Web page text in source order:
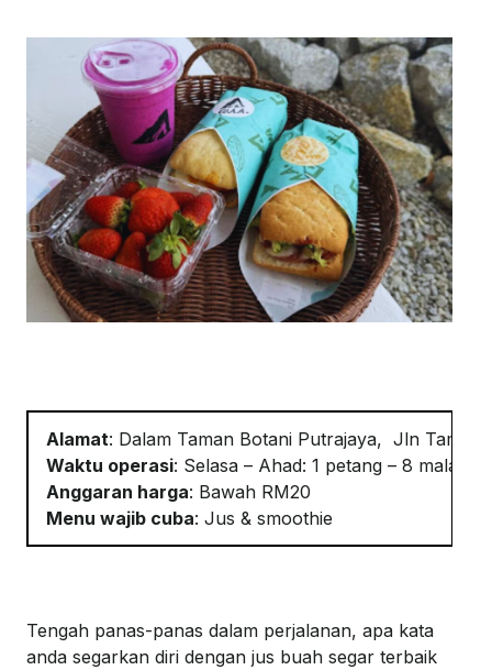
Alamat: Dalam Taman Botani Putrajaya, Jln Taman
Waktu operasi: Selasa – Ahad: 1 petang – 8 malam
Anggaran harga: Bawah RM20
Menu wajib cuba: Jus & smoothie
Tengah panas-panas dalam perjalanan, apa kata
anda segarkan diri dengan jus buah segar terbaik